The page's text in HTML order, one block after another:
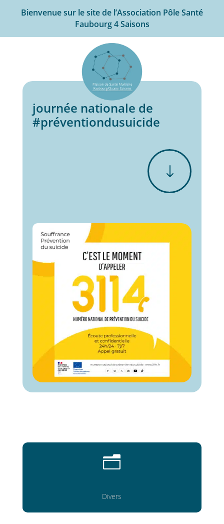
Bienvenue sur le site de l’Association Pôle Santé
Faubourg 4 Saisons
journée nationale de
#préventiondusuicide
"
n
Divers